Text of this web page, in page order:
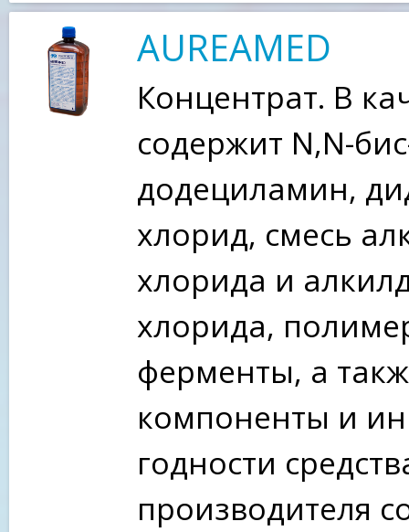
AUREAMED
Концентрат. В
содержит N,N-
додециламин,
хлорид, смесь
хлорида и
хлорида,
ферменты, а
компоненты и
годности
производителя